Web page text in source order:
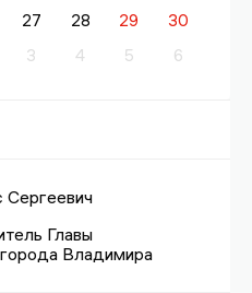
27 28 29
30
3 4 5 6
Сергеевич
Главы
Владимира